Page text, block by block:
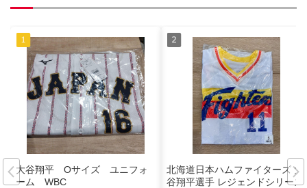
大谷翔平 Oサイズ ユニフォ
ーム WBC
北海道日本ハムファイターズ 大
谷翔平選手 レジェンドシリーズ